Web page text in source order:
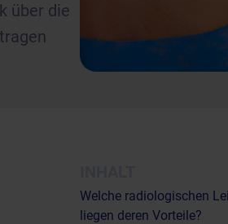
über die
Welche radiologischen
liegen deren Vorteile?